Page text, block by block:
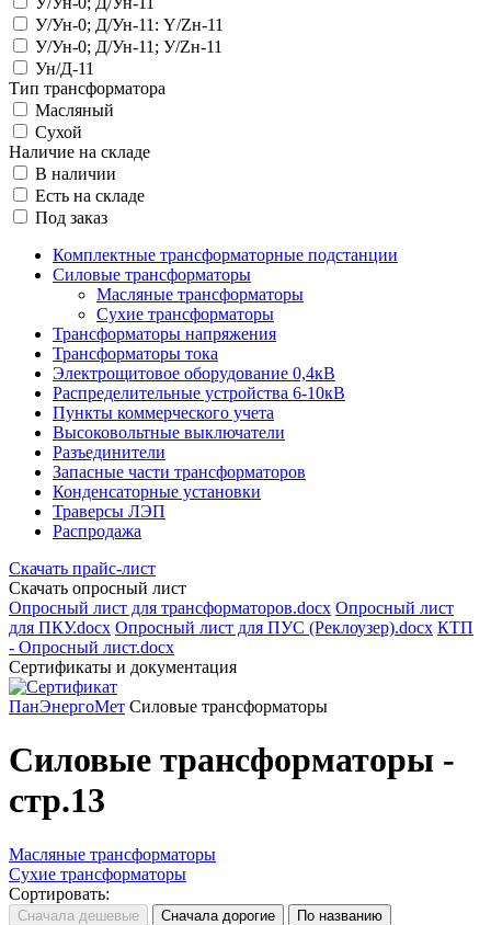
У/Ун-0; Д/Ун-11: Y/Zн-11
У/Ун-0; Д/Ун-11; У/Zн-11
Ун/Д-11
Тип трансформатора
Масляный
Сухой
Наличие на складе
В наличии
Есть на складе
Под заказ
Комплектные трансформаторные подстанции
Силовые трансформаторы
Масляные трансформаторы
Сухие трансформаторы
Трансформаторы напряжения
Трансформаторы тока
Электрощитовое оборудование 0,4кВ
Распределительные устройства 6-10кВ
Пункты коммерческого учета
Высоковольтные выключатели
Разъединители
Запасные части трансформаторов
Конденсаторные установки
Траверсы ЛЭП
Распродажа
Скачать прайс-лист
Скачать опросный лист
Опросный лист для трансформаторов.docx Опросный лист
для ПКУ.docx Опросный лист для ПУС (Реклоузер).docx КТП
- Опросный лист.docx
Сертификаты и документация
ПанЭнергоМет Силовые трансформаторы
Силовые трансформаторы -
стр.13
Масляные трансформаторы
Сухие трансформаторы
Сортировать: